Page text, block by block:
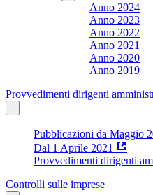
Anno 2024
Anno 2023
Anno 2022
Anno 2021
Anno 2020
Anno 2019
Provvedimenti dirigenti
Pubblicazioni da Maggio
Dal 1 Aprile 2021
Provvedimenti dirigenti
Controlli sulle imprese